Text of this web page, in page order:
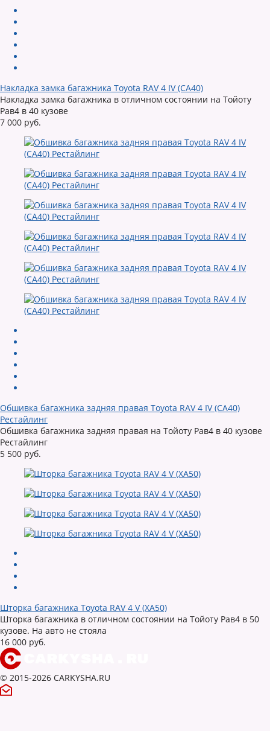
Накладка замка багажника Toyota RAV 4 IV (CA40)
Накладка замка багажника в отличном состоянии на Тойоту
Рав4 в 40 кузове
7 000 руб.
Обшивка багажника задняя правая Toyota RAV 4 IV (CA40)
Рестайлинг
Обшивка багажника задняя правая на Тойоту Рав4 в 40 кузове
Рестайлинг
5 500 руб.
Шторка багажника Toyota RAV 4 V (XA50)
Шторка багажника в отличном состоянии на Тойоту Рав4 в 50
кузове. На авто не стояла
16 000 руб.
© 2015-2026 CARKYSHA.RU